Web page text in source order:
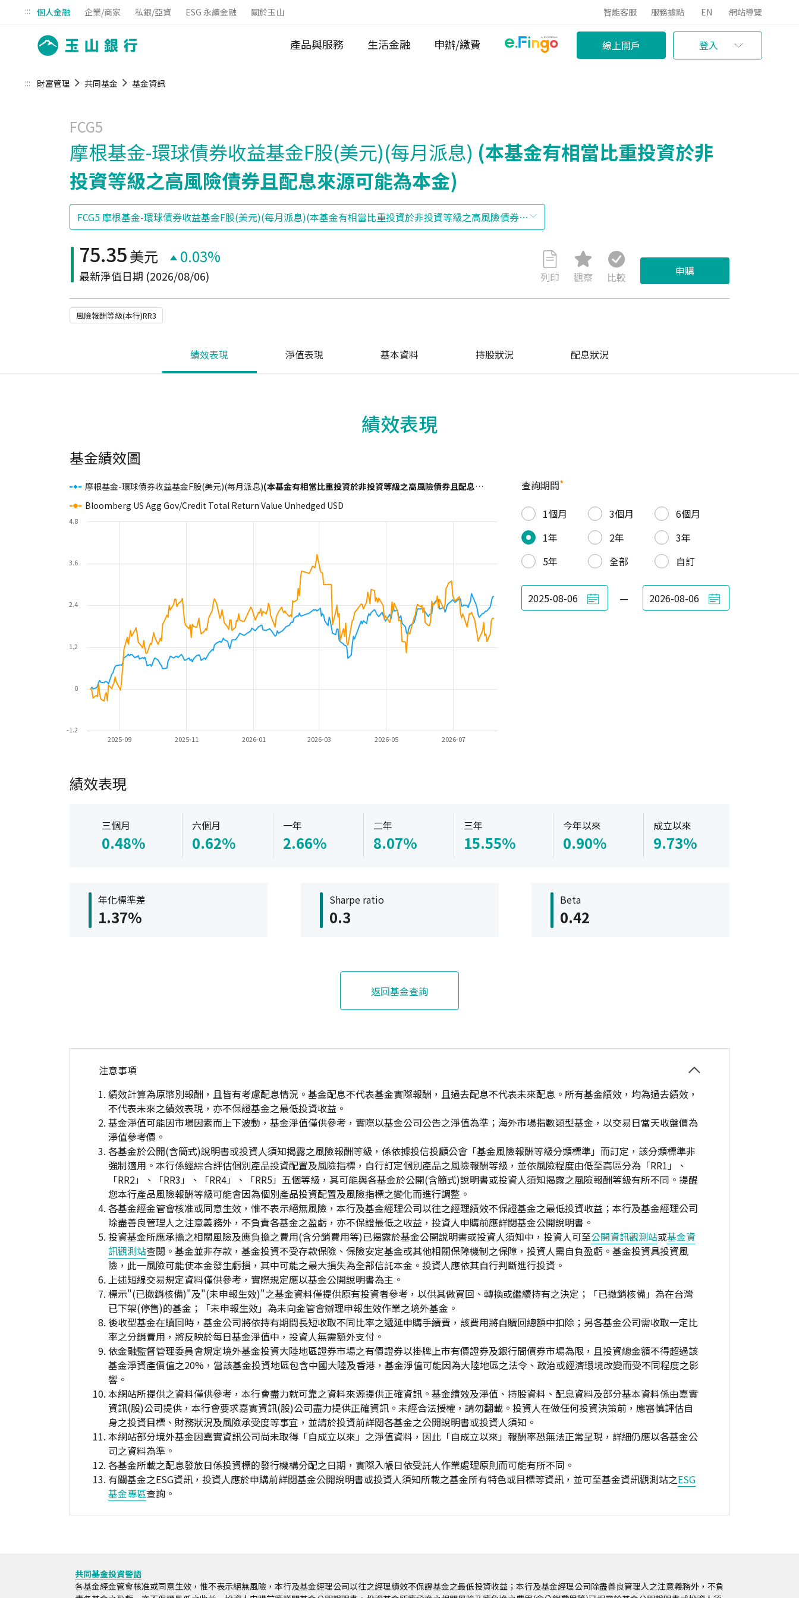
::: 個人金融 企業/商家 私銀/亞資 ESG 永續金融 關於玉山 智能客服 服務據點 EN 網站導覽
產品與服務 生活金融 申辦/繳費 線上開戶 登入
財富管理 共同基金 基金資訊
:::
FCG5
摩根基金-環球債券收益基金F股(美元)(每月派息) (本基金有相當比重投資於非
投資等級之高風險債券且配息來源可能為本金)
75.35美元 0.03%
最新淨值日期 (2026/08/06) 列印 觀察 比較 申購
風險報酬等級(本行)RR3
績效表現 淨值表現 基本資料 持股狀況 配息狀況
績效表現
基金績效圖
摩根基金-環球債券收益基金F股(美元)(每月派息)(本基金有相當比重投資於非投資等級之高風險債券且配息來源可能為本金)
Bloomberg US Agg Gov/Credit Total Return Value Unhedged USD
2025-09 2025-11 2026-01 2026-03 2026-05 2026-07
-1.2
0
1.2
2.4
3.6
4.8
查詢期間*
1個月 3個月
6個月
1年
2年
3年
5年
全部 自訂
—
績效表現
三個月
0.48%
六個月
0.62%
一年
2.66%
二年
8.07%
三年
15.55%
今年以來
0.90%
成立以來
9.73%
年化標準差
1.37%
Sharpe ratio
0.3
Beta
0.42
返回基金查詢
注意事項
績效計算為原幣別報酬，且皆有考慮配息情況。基金配息不代表基金實際報酬，且過去配息不代表未來配息。所有基金績效，均為過去績效，
不代表未來之績效表現，亦不保證基金之最低投資收益。
基金淨值可能因市場因素而上下波動，基金淨值僅供參考，實際以基金公司公告之淨值為準；海外市場指數類型基金，以交易日當天收盤價為
淨值參考價。
各基金於公開(含簡式)說明書或投資人須知揭露之風險報酬等級，係依據投信投顧公會「基金風險報酬等級分類標準」而訂定，該分類標準非
強制適用。本行係經綜合評估個別產品投資配置及風險指標，自行訂定個別產品之風險報酬等級，並依風險程度由低至高區分為「RR1」、
「RR2」、「RR3」、「RR4」、「RR5」五個等級，其可能與各基金於公開(含簡式)說明書或投資人須知揭露之風險報酬等級有所不同。提醒
您本行產品風險報酬等級可能會因為個別產品投資配置及風險指標之變化而進行調整。
各基金經金管會核准或同意生效，惟不表示絕無風險，本行及基金經理公司以往之經理績效不保證基金之最低投資收益；本行及基金經理公司
除盡善良管理人之注意義務外，不負責各基金之盈虧，亦不保證最低之收益，投資人申購前應詳閱基金公開說明書。
投資基金所應承擔之相關風險及應負擔之費用(含分銷費用等)已揭露於基金公開說明書或投資人須知中，投資人可至公開資訊觀測站或基金資
訊觀測站查閱。基金並非存款，基金投資不受存款保險、保險安定基金或其他相關保障機制之保障，投資人需自負盈虧。基金投資具投資風
險，此一風險可能使本金發生虧損，其中可能之最大損失為全部信託本金。投資人應依其自行判斷進行投資。
上述短線交易規定資料僅供參考，實際規定應以基金公開說明書為主。
標示"(已撤銷核備)"及"(未申報生效)"之基金資料僅提供原有投資者參考，以供其做買回、轉換或繼續持有之決定；「已撤銷核備」為在台灣
已下架(停售)的基金；「未申報生效」為未向金管會辦理申報生效作業之境外基金。
後收型基金在贖回時，基金公司將依持有期間長短收取不同比率之遞延申購手續費，該費用將自贖回總額中扣除；另各基金公司需收取一定比
率之分銷費用，將反映於每日基金淨值中，投資人無需額外支付。
依金融監督管理委員會規定境外基金投資大陸地區證券市場之有價證券以掛牌上市有價證券及銀行間債券市場為限，且投資總金額不得超過該
基金淨資產價值之20%，當該基金投資地區包含中國大陸及香港，基金淨值可能因為大陸地區之法令、政治或經濟環境改變而受不同程度之影
響。
本網站所提供之資料僅供參考，本行會盡力就可靠之資料來源提供正確資訊。基金績效及淨值、持股資料、配息資料及部分基本資料係由嘉實
資訊(股)公司提供，本行會要求嘉實資訊(股)公司盡力提供正確資訊。未經合法授權，請勿翻載。投資人在做任何投資決策前，應審慎評估自
身之投資目標、財務狀況及風險承受度等事宜，並請於投資前詳閱各基金之公開說明書或投資人須知。
本網站部分境外基金因嘉實資訊公司尚未取得「自成立以來」之淨值資料，因此「自成立以來」報酬率恐無法正常呈現，詳細仍應以各基金公
司之資料為準。
各基金所載之配息發放日係投資標的發行機構分配之日期，實際入帳日依受託人作業處理原則而可能有所不同。
有關基金之ESG資訊，投資人應於申購前詳閱基金公開說明書或投資人須知所載之基金所有特色或目標等資訊，並可至基金資訊觀測站之ESG
基金專區查詢。
共同基金投資警語
各基金經金管會核准或同意生效，惟不表示絕無風險，本行及基金經理公司以往之經理績效不保證基金之最低投資收益；本行及基金經理公司除盡善良管理人之注意義務外，不負